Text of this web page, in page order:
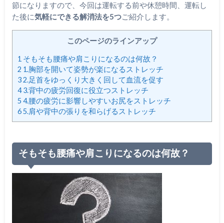
節になりますので、今回は運転する前や休憩時間、運転し
た後に気軽にできる解消法を5つご紹介します。
このページのラインアップ
1 そもそも腰痛や肩こりになるのは何故？
2 1.胸部を開いて姿勢が楽になるストレッチ
32.足首をゆっくり大きく回して血流を促す
43.背中の疲労回復に役立つストレッチ
5 4.腰の疲労に影響しやすいお尻をストレッチ
65.肩や背中の張りを和らげるストレッチ
そもそも腰痛や肩こりになるのは何故？